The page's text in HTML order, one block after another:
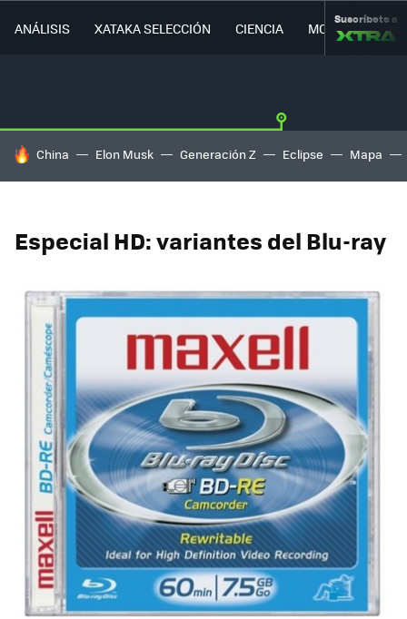
ANÁLISIS XATAKA SELECCIÓN CIENCIA MOVILIDAD
Suscríbete a
HOY SE HABLA DE
China Elon Musk Generación Z Eclipse Mapa
Especial HD: variantes del Blu-ray